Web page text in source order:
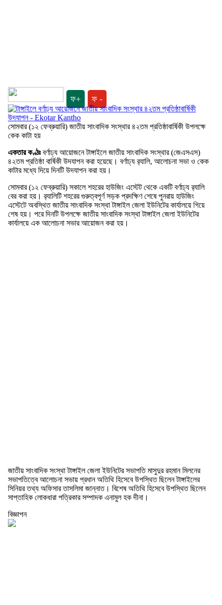
ফ+ ফ -
সোমবার (১২ ফেব্রুয়ারি) জাতীয় সাংবাদিক সংস্থার ৪২তম প্রতিষ্ঠাবার্ষিকী উপলক্ষে
কেক কাটা হয়
একতার কণ্ঠঃবর্ণাঢ্য আয়োজনে টাঙ্গাইলে জাতীয় সাংবাদিক সংস্থার (জেএসএস)
৪২তম প্রতিষ্ঠা বার্ষিকী উদযাপন করা হয়েছে। বর্ণাঢ্য র‍্যালি, আলোচনা সভা ও কেক
কাটার মধ্যে দিয়ে দিনটি উদযাপন করা হয়।
সোমবার (১২ ফেব্রুয়ারি) সকালে শহরের হাউজিং এস্টেট থেকে একটি বর্ণাঢ্য র‍্যালি
বের করা হয়। র‍্যালিটি শহরের গুরুত্বপূর্ণ সড়ক প্রদক্ষিণ শেষে পুনরায় হাউজিং
এস্টেটে অবস্থিত জাতীয় সাংবাদিক সংস্থা টাঙ্গাইল জেলা ইউনিটের কার্যালয়ে গিয়ে
শেষ হয়। পরে দিনটি উপলক্ষে জাতীয় সাংবাদিক সংস্থা টাঙ্গাইল জেলা ইউনিটের
কার্যালয়ে এক আলোচনা সভার আয়োজন করা হয়।
জাতীয় সাংবাদিক সংস্থা টাঙ্গাইল জেলা ইউনিটের সভাপতি মাসুদুর রহমান মিলনের
সভাপতিত্বে আলোচনা সভায় প্রধান অতিথি হিসেবে উপস্থিত ছিলেন টাঙ্গাইলের
সিনিয়র তথ্য অফিসার তাসলিমা জান্নাত। বিশেষ অতিথি হিসেবে উপস্থিত ছিলেন
সাপ্তাহিক লোকধারা পত্রিকার সম্পাদক এনামুল হক দীনা।
বিজ্ঞাপন